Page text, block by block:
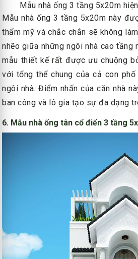
Mẫu nhà ống 3 tầng 5x20m
Mẫu nhà ống 3 tầng 5x20m này
thẩm mỹ và chắc chắn sẽ không
nhẽo giữa những ngôi nhà cao tầng
mẫu thiết kế rất được ưu chuộng
với tổng thể chung của cả con
ngôi nhà. Điểm nhấn của căn nhà
ban công và lô gia tạo sự đa dạng
6. Mẫu nhà ống tân cổ điển 3 tầng